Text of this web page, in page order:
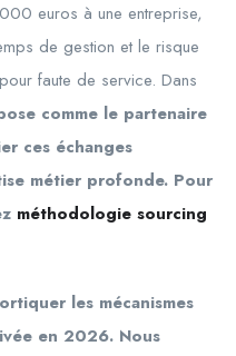
euros à une entreprise,
de gestion et le risque
faute de service. Dans
comme le partenaire
ces échanges
métier profonde. Pour
méthodologie sourcing
les mécanismes
en 2026. Nous